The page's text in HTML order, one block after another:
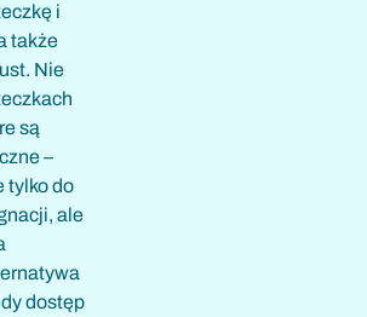
i
także
Nie
są
–
tylko do
ale
dostęp